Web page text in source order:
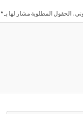
. الحقول المطلوبة مشار لها بـ*